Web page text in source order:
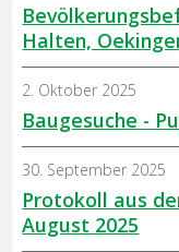
Halten,
Baugesuche -
2. Oktober 2025
Protokoll aus
August 2025
30. September 2025